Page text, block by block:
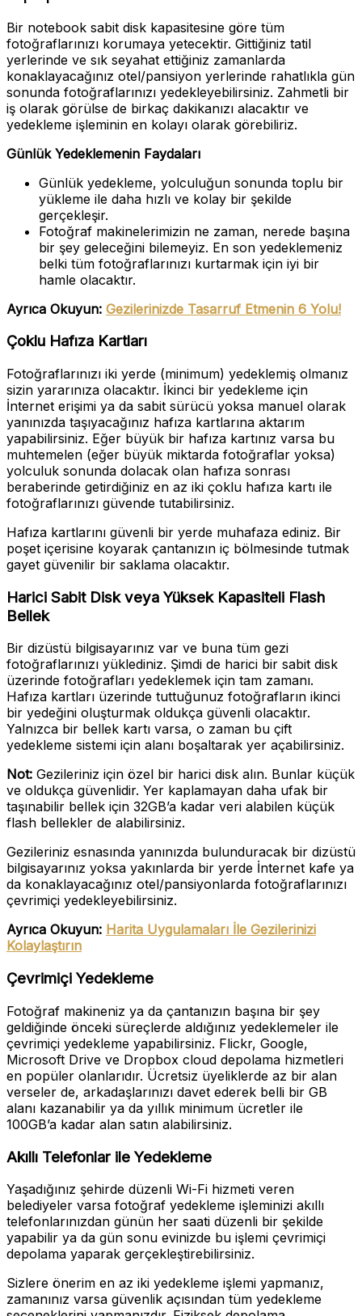
Bir notebook sabit disk kapasitesine göre tüm
fotoğraflarınızı korumaya yetecektir. Gittiğiniz tatil
yerlerinde ve sık seyahat ettiğiniz zamanlarda
konaklayacağınız otel/pansiyon yerlerinde rahatlıkla gün
sonunda fotoğraflarınızı yedekleyebilirsiniz. Zahmetli bir
iş olarak görülse de birkaç dakikanızı alacaktır ve
yedekleme işleminin en kolayı olarak görebiliriz.
Günlük Yedeklemenin Faydaları
Günlük yedekleme, yolculuğun sonunda toplu bir
yükleme ile daha hızlı ve kolay bir şekilde
gerçekleşir.
Fotoğraf makinelerimizin ne zaman, nerede başına
bir şey geleceğini bilemeyiz. En son yedeklemeniz
belki tüm fotoğraflarınızı kurtarmak için iyi bir
hamle olacaktır.
Ayrıca Okuyun: Gezilerinizde Tasarruf Etmenin 6 Yolu!
Çoklu Hafıza Kartları
Fotoğraflarınızı iki yerde (minimum) yedeklemiş olmanız
sizin yararınıza olacaktır. İkinci bir yedekleme için
İnternet erişimi ya da sabit sürücü yoksa manuel olarak
yanınızda taşıyacağınız hafıza kartlarına aktarım
yapabilirsiniz. Eğer büyük bir hafıza kartınız varsa bu
muhtemelen (eğer büyük miktarda fotoğraflar yoksa)
yolculuk sonunda dolacak olan hafıza sonrası
beraberinde getirdiğiniz en az iki çoklu hafıza kartı ile
fotoğraflarınızı güvende tutabilirsiniz.
Hafıza kartlarını güvenli bir yerde muhafaza ediniz. Bir
poşet içerisine koyarak çantanızın iç bölmesinde tutmak
gayet güvenilir bir saklama olacaktır.
Harici Sabit Disk veya Yüksek Kapasiteli Flash
Bellek
Bir dizüstü bilgisayarınız var ve buna tüm gezi
fotoğraflarınızı yüklediniz. Şimdi de harici bir sabit disk
üzerinde fotoğrafları yedeklemek için tam zamanı.
Hafıza kartları üzerinde tuttuğunuz fotoğrafların ikinci
bir yedeğini oluşturmak oldukça güvenli olacaktır.
Yalnızca bir bellek kartı varsa, o zaman bu çift
yedekleme sistemi için alanı boşaltarak yer açabilirsiniz.
Not: Gezileriniz için özel bir harici disk alın. Bunlar küçük
ve oldukça güvenlidir. Yer kaplamayan daha ufak bir
taşınabilir bellek için 32GB’a kadar veri alabilen küçük
flash bellekler de alabilirsiniz.
Gezileriniz esnasında yanınızda bulunduracak bir dizüstü
bilgisayarınız yoksa yakınlarda bir yerde İnternet kafe ya
da konaklayacağınız otel/pansiyonlarda fotoğraflarınızı
çevrimiçi yedekleyebilirsiniz.
Ayrıca Okuyun: Harita Uygulamaları İle Gezilerinizi
Kolaylaştırın
Çevrimiçi Yedekleme
Fotoğraf makineniz ya da çantanızın başına bir şey
geldiğinde önceki süreçlerde aldığınız yedeklemeler ile
çevrimiçi yedekleme yapabilirsiniz. Flickr, Google,
Microsoft Drive ve Dropbox cloud depolama hizmetleri
en popüler olanlarıdır. Ücretsiz üyeliklerde az bir alan
verseler de, arkadaşlarınızı davet ederek belli bir GB
alanı kazanabilir ya da yıllık minimum ücretler ile
100GB’a kadar alan satın alabilirsiniz.
Akıllı Telefonlar ile Yedekleme
Yaşadığınız şehirde düzenli Wi-Fi hizmeti veren
belediyeler varsa fotoğraf yedekleme işleminizi akıllı
telefonlarınızdan günün her saati düzenli bir şekilde
yapabilir ya da gün sonu evinizde bu işlemi çevrimiçi
depolama yaparak gerçekleştirebilirsiniz.
Sizlere önerim en az iki yedekleme işlemi yapmanız,
zamanınız varsa güvenlik açısından tüm yedekleme